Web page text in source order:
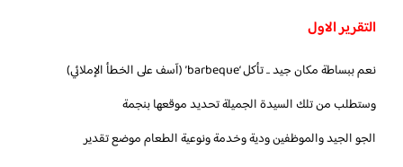
التقرير الاول
نعم ببساطة مكان جيد .. تأكل ‘barbeque’ (آسف على الخطأ الإملائي)
وستطلب من تلك السيدة الجميلة تحديد موقعها بنجمة
الجو الجيد والموظفين ودية وخدمة ونوعية الطعام موضع تقدير